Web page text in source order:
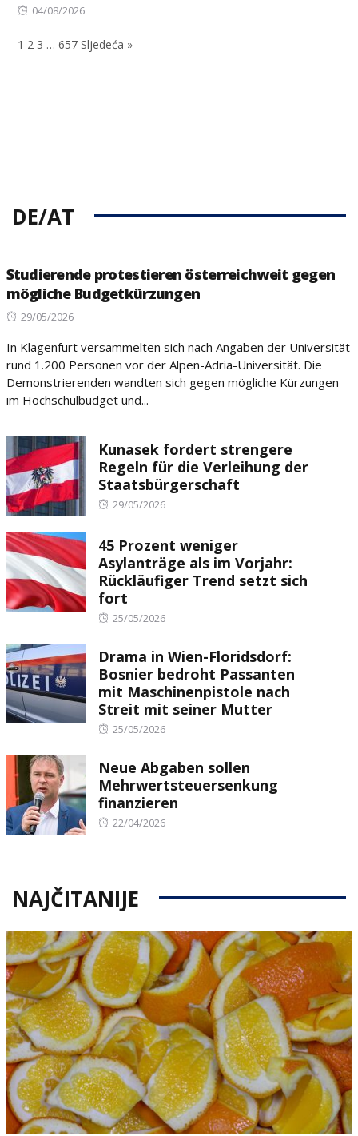
Posted
04/08/2026
1 2 3 … 657 Sljedeća »
DE/AT
Studierende protestieren österreichweit gegen
mögliche Budgetkürzungen
Posted
29/05/2026
In Klagenfurt versammelten sich nach Angaben der Universität
rund 1.200 Personen vor der Alpen-Adria-Universität. Die
Demonstrierenden wandten sich gegen mögliche Kürzungen
im Hochschulbudget und...
Kunasek fordert strengere
Regeln für die Verleihung der
Staatsbürgerschaft
Posted
29/05/2026
45 Prozent weniger
Asylanträge als im Vorjahr:
Rückläufiger Trend setzt sich
fort
Posted
25/05/2026
Drama in Wien-Floridsdorf:
Bosnier bedroht Passanten
mit Maschinenpistole nach
Streit mit seiner Mutter
Posted
25/05/2026
Neue Abgaben sollen
Mehrwertsteuersenkung
finanzieren
Posted
22/04/2026
NAJČITANIJE